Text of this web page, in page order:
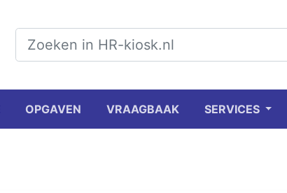
OPGAVEN VRAAGBAAK SERVICES